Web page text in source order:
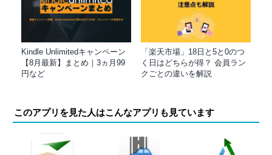
Kindle Unlimitedキャンペーン
【8月最新】まとめ｜3ヵ月99
円など
「楽天市場」18日と5と0のつ
く日はどちらが得？ 会員ラン
クごとの違いを解説
このアプリを見た人はこんなアプリも見ています